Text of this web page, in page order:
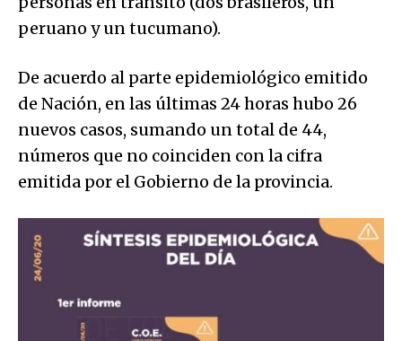
peruano y un tucumano).
De acuerdo al parte epidemiológico emitido
de Nación, en las últimas 24 horas hubo 26
nuevos casos, sumando un total de 44,
números que no coinciden con la cifra
emitida por el Gobierno de la provincia.